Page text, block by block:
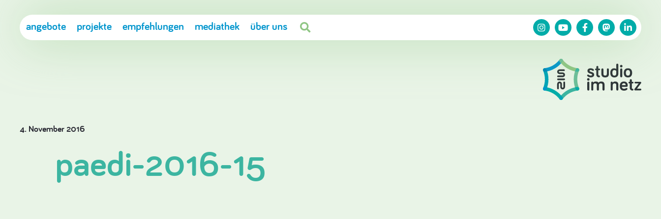
angebote projekte empfehlungen mediathek über uns 
4. November 2016
paedi-2016-15